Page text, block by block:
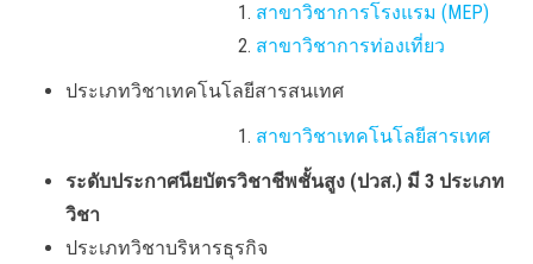
สาขาวิชาการโรงแรม (MEP)
สาขาวิชาการท่องเที่ยว
ประเภทวิชาเทคโนโลยีสารสนเทศ
สาขาวิชาเทคโนโลยีสารเทศ
ระดับประกาศนียบัตรวิชาชีพชั้นสูง (ปวส.) มี 3 ประเภท
วิชา
ประเภทวิชาบริหารธุรกิจ